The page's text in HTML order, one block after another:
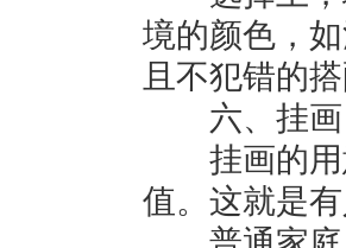
境的颜色，
且不犯错的
六、挂画
挂画的用
值。这就是